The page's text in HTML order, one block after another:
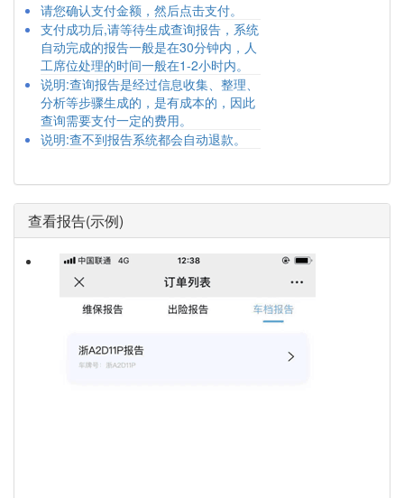
请您确认支付金额，然后点击支付。
支付成功后,请等待生成查询报告，系统
自动完成的报告一般是在30分钟内，人
工席位处理的时间一般在1-2小时内。
说明:查询报告是经过信息收集、整理、
分析等步骤生成的，是有成本的，因此
查询需要支付一定的费用。
说明:查不到报告系统都会自动退款。
查看报告(示例)